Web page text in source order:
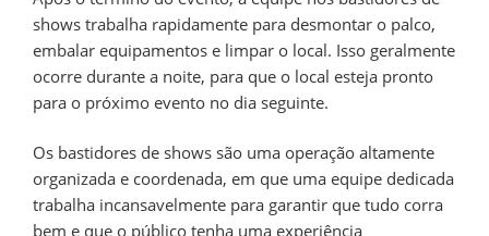
shows trabalha rapidamente para desmontar o palco,
embalar equipamentos e limpar o local. Isso geralmente
ocorre durante a noite, para que o local esteja pronto
para o próximo evento no dia seguinte.
Os bastidores de shows são uma operação altamente
organizada e coordenada, em que uma equipe dedicada
trabalha incansavelmente para garantir que tudo corra
bem e que o público tenha uma experiência